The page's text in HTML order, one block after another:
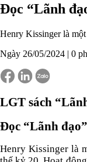
Đọc “Lãnh
Henry Kissinger là
Ngày 26/05/2024 | 0
LGT sách
Đọc “Lãnh
Henry Kissinger là